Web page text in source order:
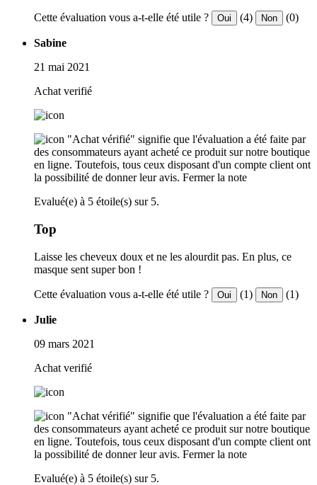
Cette évaluation vous a-t-elle été utile ? Oui (4) Non (0)
Sabine
21 mai 2021
Achat verifié
"Achat vérifié" signifie que l'évaluation a été faite par
des consommateurs ayant acheté ce produit sur notre boutique
en ligne. Toutefois, tous ceux disposant d'un compte client ont
la possibilité de donner leur avis. Fermer la note
Evalué(e) à 5 étoile(s) sur 5.
Top
Laisse les cheveux doux et ne les alourdit pas. En plus, ce
masque sent super bon !
Cette évaluation vous a-t-elle été utile ? Oui (1) Non (1)
Julie
09 mars 2021
Achat verifié
"Achat vérifié" signifie que l'évaluation a été faite par
des consommateurs ayant acheté ce produit sur notre boutique
en ligne. Toutefois, tous ceux disposant d'un compte client ont
la possibilité de donner leur avis. Fermer la note
Evalué(e) à 5 étoile(s) sur 5.